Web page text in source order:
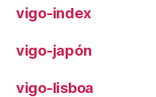
vigo-index
vigo-japón
vigo-lisboa